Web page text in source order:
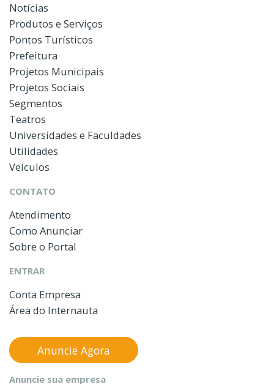
Notícias
Produtos e Serviços
Pontos Turísticos
Prefeitura
Projetos Municipais
Projetos Sociais
Segmentos
Teatros
Universidades e Faculdades
Utilidades
Veículos
CONTATO
Atendimento
Como Anunciar
Sobre o Portal
ENTRAR
Conta Empresa
Área do Internauta
Anuncie sua empresa
Anuncie Agora